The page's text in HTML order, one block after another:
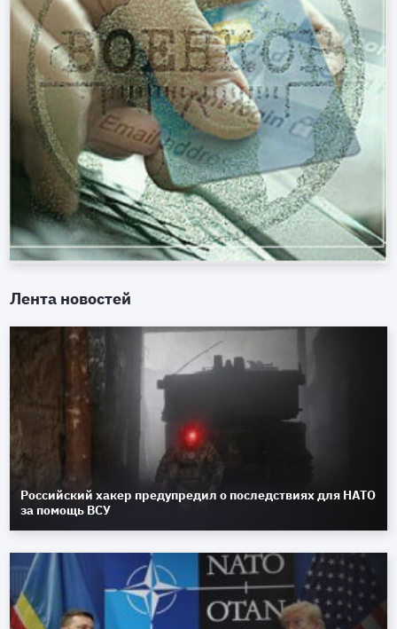
Лента новостей
Российский хакер предупредил о последствиях для НАТО
за помощь ВСУ